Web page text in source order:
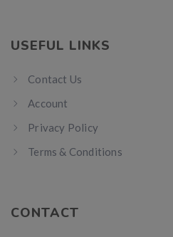
USEFUL LINKS
Contact Us
Account
Privacy Policy
Terms & Conditions
CONTACT